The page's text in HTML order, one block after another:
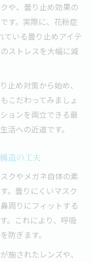
や、曇り止め効果の
す。実際に、花粉症
ている曇り止めアイテ
ストレスを大幅に減
止め対策から始め、
こだわってみましょ
ョンを両立できる最
活への近道です。
造の工夫
クやメガネ自体の素
。曇りにくいマスク
周りにフィットする
。これにより、呼吸
防ぎます。
施されたレンズや、